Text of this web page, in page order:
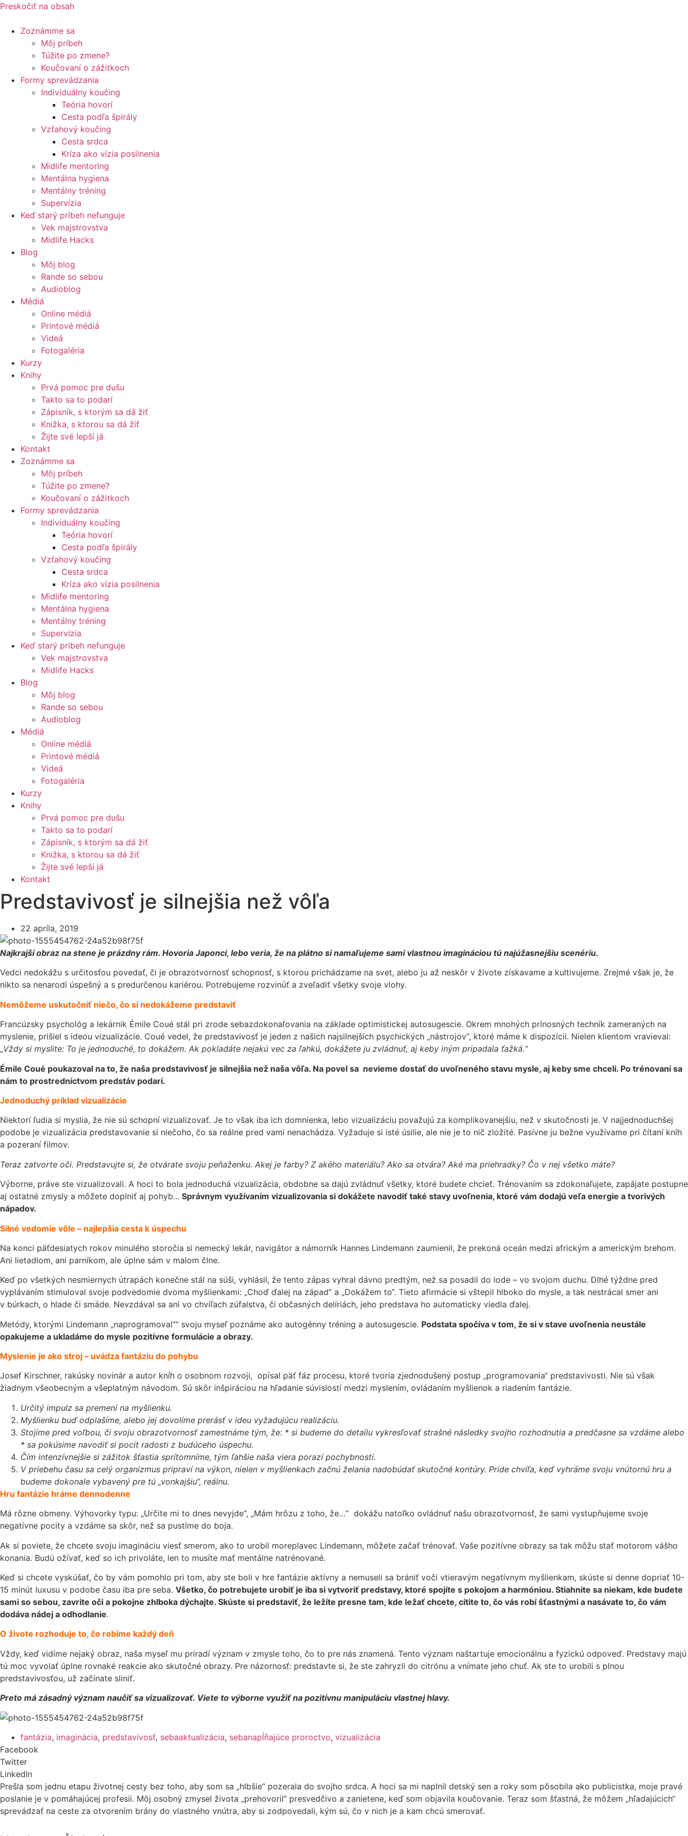
Preskočiť na obsah
Zoznámme sa
Môj príbeh
Túžite po zmene?
Koučovaní o zážitkoch
Formy sprevádzania
Individuálny koučing
Teória hovorí
Cesta podľa špirály
Vzťahový koučing
Cesta srdca
Kríza ako vízia posilnenia
Midlife mentoring
Mentálna hygiena
Mentálny tréning
Supervízia
Keď starý príbeh nefunguje
Vek majstrovstva
Midlife Hacks
Blog
Môj blog
Rande so sebou
Audioblog
Médiá
Online médiá
Printové médiá
Videá
Fotogaléria
Kurzy
Knihy
Prvá pomoc pre dušu
Takto sa to podarí
Zápisník, s ktorým sa dá žiť
Knižka, s ktorou sa dá žiť
Žijte své lepší já
Kontakt
Zoznámme sa
Môj príbeh
Túžite po zmene?
Koučovaní o zážitkoch
Formy sprevádzania
Individuálny koučing
Teória hovorí
Cesta podľa špirály
Vzťahový koučing
Cesta srdca
Kríza ako vízia posilnenia
Midlife mentoring
Mentálna hygiena
Mentálny tréning
Supervízia
Keď starý príbeh nefunguje
Vek majstrovstva
Midlife Hacks
Blog
Môj blog
Rande so sebou
Audioblog
Médiá
Online médiá
Printové médiá
Videá
Fotogaléria
Kurzy
Knihy
Prvá pomoc pre dušu
Takto sa to podarí
Zápisník, s ktorým sa dá žiť
Knižka, s ktorou sa dá žiť
Žijte své lepší já
Kontakt
Predstavivosť je silnejšia než vôľa
22 apríla, 2019
Najkrajší obraz na stene je prázdny rám. Hovoria Japonci, lebo veria, že na plátno si namaľujeme sami vlastnou imagináciou tú najúžasnejšiu scenériu.
Vedci nedokážu s určitosťou povedať, či je obrazotvornosť schopnosť, s ktorou prichádzame na svet, alebo ju až neskôr v živote získavame a kultivujeme. Zrejmé však je, že
nikto sa nenarodí úspešný a s predurčenou kariérou. Potrebujeme rozvinúť a zveľadiť všetky svoje vlohy.
Nemôžeme uskutočniť niečo, čo si nedokážeme predstaviť
Francúzsky psychológ a lekárnik Émile Coué stál pri zrode sebazdokonaľovania na základe optimistickej autosugescie. Okrem mnohých prínosných techník zameraných na
myslenie, prišiel s ideou vizualizácie. Coué vedel, že predstavivosť je jeden z našich najsilnejších psychických „nástrojov“, ktoré máme k dispozícii. Nielen klientom vravieval:
„Vždy si myslite: To je jednoduché, to dokážem. Ak pokladáte nejakú vec za ľahkú, dokážete ju zvládnuť, aj keby iným pripadala ťažká.“
Émile Coué poukazoval na to, že naša predstavivosť je silnejšia než naša vôľa. Na povel sa nevieme dostať do uvoľneného stavu mysle, aj keby sme chceli. Po trénovaní sa
nám to prostredníctvom predstáv podarí.
Jednoduchý príklad vizualizácie
Niektorí ľudia si myslia, že nie sú schopní vizualizovať. Je to však iba ich domnienka, lebo vizualizáciu považujú za komplikovanejšiu, než v skutočnosti je. V najjednoduchšej
podobe je vizualizácia predstavovanie si niečoho, čo sa reálne pred vami nenachádza. Vyžaduje si isté úsilie, ale nie je to nič zložité. Pasívne ju bežne využívame pri čítaní kníh
a pozeraní filmov.
Teraz zatvorte oči. Predstavujte si, že otvárate svoju peňaženku. Akej je farby? Z akého materiálu? Ako sa otvára? Aké ma priehradky? Čo v nej všetko máte?
Výborne, práve ste vizualizovali. A hoci to bola jednoduchá vizualizácia, obdobne sa dajú zvládnuť všetky, ktoré budete chcieť. Trénovaním sa zdokonaľujete, zapájate postupne
aj ostatné zmysly a môžete doplniť aj pohyb… Správnym využívaním vizualizovania si dokážete navodiť také stavy uvoľnenia, ktoré vám dodajú veľa energie a tvorivých
nápadov.
Silné vedomie vôle – najlepšia cesta k úspechu
Na konci päťdesiatych rokov minulého storočia si nemecký lekár, navigátor a námorník Hannes Lindemann zaumienil, že prekoná oceán medzi africkým a americkým brehom.
Ani lietadlom, ani parníkom, ale úplne sám v malom člne.
Keď po všetkých nesmiernych útrapách konečne stál na súši, vyhlásil, že tento zápas vyhral dávno predtým, než sa posadil do lode – vo svojom duchu. Dlhé týždne pred
vyplávaním stimuloval svoje podvedomie dvoma myšlienkami: „Choď ďalej na západ” a „Dokážem to“. Tieto afirmácie si vštepil hlboko do mysle, a tak nestrácal smer ani
v búrkach, o hlade či smäde. Nevzdával sa ani vo chvíľach zúfalstva, či občasných delíriách, jeho predstava ho automaticky viedla ďalej.
Metódy, ktorými Lindemann „naprogramoval““ svoju myseľ poznáme ako autogénny tréning a autosugescie. Podstata spočíva v tom, že si v stave uvoľnenia neustále
opakujeme a ukladáme do mysle pozitívne formulácie a obrazy.
Myslenie je ako stroj – uvádza fantáziu do pohybu
Josef Kirschner, rakúsky novinár a autor kníh o osobnom rozvoji, opísal päť fáz procesu, ktoré tvoria zjednodušený postup „programovania“ predstavivosti. Nie sú však
žiadnym všeobecným a všeplatným návodom. Sú skôr inšpiráciou na hľadanie súvislostí medzi myslením, ovládaním myšlienok a riadením fantázie.
Určitý impulz sa premení na myšlienku.
Myšlienku buď odplašíme, alebo jej dovolíme prerásť v ideu vyžadujúcu realizáciu.
Stojíme pred voľbou, či svoju obrazotvornosť zamestnáme tým, že: * si budeme do detailu vykresľovať strašné následky svojho rozhodnutia a predčasne sa vzdáme alebo
* sa pokúsime navodiť si pocit radosti z budúceho úspechu.
Čím intenzívnejšie si zážitok šťastia sprítomníme, tým ľahšie naša viera porazí pochybnosti.
V priebehu času sa celý organizmus pripraví na výkon, nielen v myšlienkach začnú želania nadobúdať skutočné kontúry. Príde chvíľa, keď vyhráme svoju vnútornú hru a
budeme dokonale vybavený pre tú „vonkajšiu“, reálnu.
Hru fantázie hráme dennodenne
Má rôzne obmeny. Výhovorky typu: „Určite mi to dnes nevyjde“, „Mám hrôzu z toho, že…“ dokážu natoľko ovládnuť našu obrazotvornosť, že sami vystupňujeme svoje
negatívne pocity a vzdáme sa skôr, než sa pustíme do boja.
Ak si poviete, že chcete svoju imagináciu viesť smerom, ako to urobil moreplavec Lindemann, môžete začať trénovať. Vaše pozitívne obrazy sa tak môžu stať motorom vášho
konania. Budú ožívať, keď so ich privoláte, len to musíte mať mentálne natrénované.
Keď si chcete vyskúšať, čo by vám pomohlo pri tom, aby ste boli v hre fantázie aktívny a nemuseli sa brániť voči vtieravým negatívnym myšlienkam, skúste si denne dopriať 10-
15 minút luxusu v podobe času iba pre seba. Všetko, čo potrebujete urobiť je iba si vytvoriť predstavy, ktoré spojíte s pokojom a harmóniou. Stiahnite sa niekam, kde budete
sami so sebou, zavrite oči a pokojne zhlboka dýchajte. Skúste si predstaviť, že ležíte presne tam, kde ležať chcete, cítite to, čo vás robí šťastnými a nasávate to, čo vám
dodáva nádej a odhodlanie.
O živote rozhoduje to, čo robíme každý deň
Vždy, keď vidíme nejaký obraz, naša myseľ mu priradí význam v zmysle toho, čo to pre nás znamená. Ten­to význam naštartuje emocionálnu a fyzickú odpoveď. Predstavy majú
tú moc vyvolať úplne rovnaké reakcie ako skutočné obrazy. Pre názornosť: predstavte si, že ste zahryzli do citrónu a vnímate jeho chuť. Ak ste to urobili s plnou
predstavivosťou, už začínate sliniť.
Preto má zásadný význam naučiť sa vizualizovať. Viete to výborne využiť na pozitívnu manipuláciu vlastnej hlavy.
fantázia, imaginácia, predstavivosť, sebaaktualizácia, sebanapĺňajúce proroctvo, vizualizácia
Facebook
Twitter
LinkedIn
Prešla som jednu etapu životnej cesty bez toho, aby som sa „hlbšie“ pozerala do svojho srdca. A hoci sa mi naplnil detský sen a roky som pôsobila ako publicistka, moje pravé
poslanie je v pomáhajúcej profesii. Môj osobný zmysel života „prehovoril“ presvedčivo a zanietene, keď som objavila koučovanie. Teraz som šťastná, že môžem „hľadajúcich“
sprevádzať na ceste za otvorením brány do vlastného vnútra, aby si zodpovedali, kým sú, čo v nich je a kam chcú smerovať.